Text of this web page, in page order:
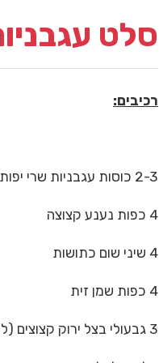
סלט
רכיבים:
2-3 כוסות עגבניות שרי יפות
4 כפות נענע קצוצה
4 שיני שום כתושות
4 כפות שמן זית
3 גבעולי בצל ירוק קצוצים (לא חובה)